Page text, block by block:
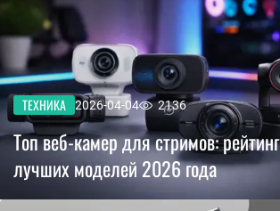
ТЕХНИКА 2026-04-04 2136
Топ веб-камер для стримов: рейтинг
лучших моделей 2026 года